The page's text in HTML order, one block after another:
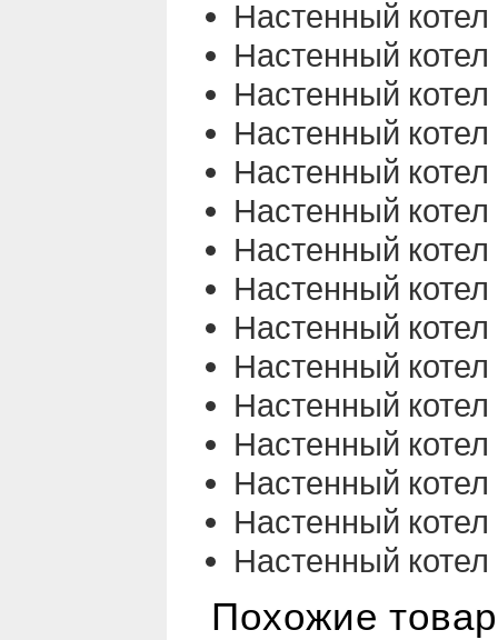
Настенный
Настенный
Настенный
Настенный
Настенный
Настенный
Настенный
Настенный
Настенный
Настенный
Настенный
Настенный
Настенный
Настенный
Настенный
Похожие